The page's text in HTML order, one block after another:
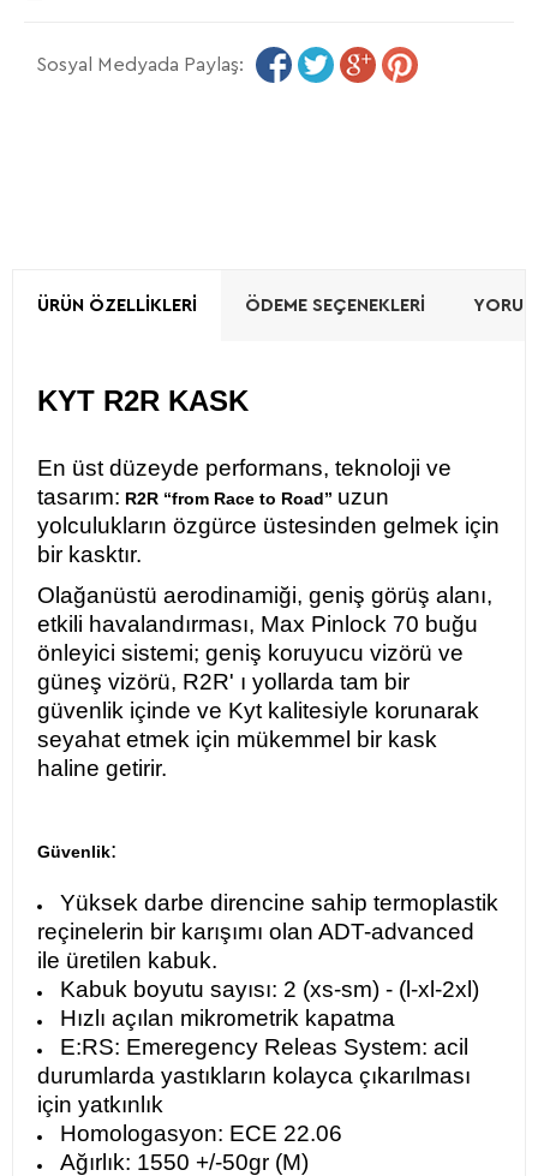
Sosyal Medyada Paylaş:
ÜRÜN ÖZELLIKLERI ÖDEME SEÇENEKLERI
KYT R2R KASK
En üst düzeyde performans, teknoloji ve
tasarım: R2R “from Race to Road” uzun
yolculukların özgürce üstesinden gelmek için
bir kasktır.
Olağanüstü aerodinamiği, geniş görüş alanı,
etkili havalandırması, Max Pinlock 70 buğu
önleyici sistemi; geniş koruyucu vizörü ve
güneş vizörü, R2R' ı yollarda tam bir
güvenlik içinde ve Kyt kalitesiyle korunarak
seyahat etmek için mükemmel bir kask
haline getirir.
Güvenlik:
Yüksek darbe direncine sahip termoplastik
reçinelerin bir karışımı olan ADT-advanced
ile üretilen kabuk.
Kabuk boyutu sayısı: 2 (xs-sm) - (l-xl-2xl)
Hızlı açılan mikrometrik kapatma
E:RS: Emeregency Releas System: acil
durumlarda yastıkların kolayca çıkarılması
için yatkınlık
Homologasyon: ECE 22.06
Ağırlık: 1550 +/-50gr (M)